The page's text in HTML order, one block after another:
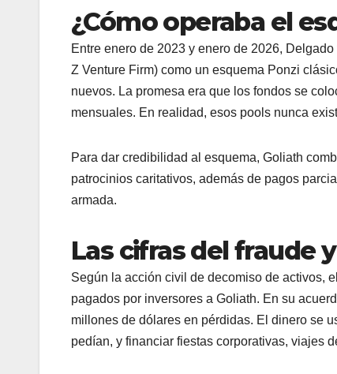
¿Cómo operaba el
Entre enero de 2023 y enero de 2026,
Z Venture Firm) como un esquema Ponzi
nuevos. La promesa era que los fondos se
mensuales. En realidad, esos pools nunca
Para dar credibilidad al esquema, Goliath
patrocinios caritativos, además de pagos
armada.
Las cifras del fraude
Según la acción civil de decomiso de activos,
pagados por inversores a Goliath. En su
millones de dólares en pérdidas. El dinero se
pedían, y financiar fiestas corporativas, viajes